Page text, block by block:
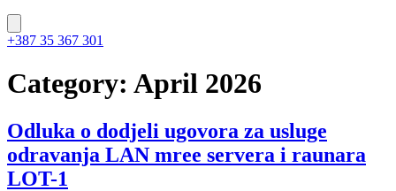
+387 35 367 301
Category: April 2026
Odluka o dodjeli ugovora za usluge
odravanja LAN mree servera i raunara
LOT-1